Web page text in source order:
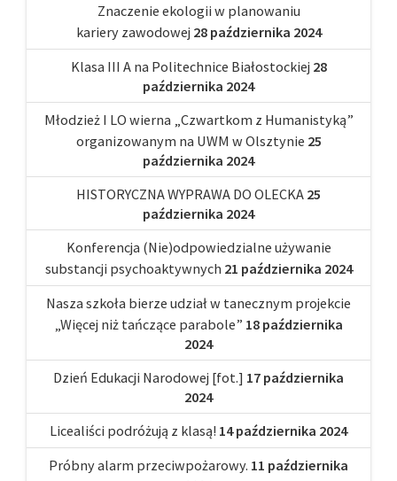
Znaczenie ekologii w planowaniu
kariery zawodowej 28 października 2024
Klasa III A na Politechnice Białostockiej 28
października 2024
Młodzież I LO wierna „Czwartkom z Humanistyką”
organizowanym na UWM w Olsztynie 25
października 2024
HISTORYCZNA WYPRAWA DO OLECKA 25
października 2024
Konferencja (Nie)odpowiedzialne używanie
substancji psychoaktywnych 21 października 2024
Nasza szkoła bierze udział w tanecznym projekcie
„Więcej niż tańczące parabole” 18 października
2024
Dzień Edukacji Narodowej [fot.] 17 października
2024
Licealiści podróżują z klasą! 14 października 2024
Próbny alarm przeciwpożarowy. 11 października